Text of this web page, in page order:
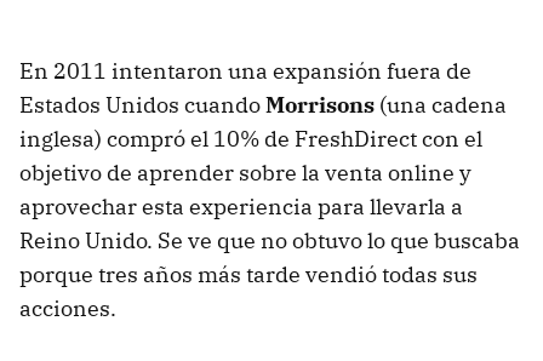
En 2011 intentaron una expansión fuera de
Estados Unidos cuandoMorrisons (una cadena
inglesa) compró el 10% de FreshDirect con el
objetivo de aprender sobre la venta online y
aprovechar esta experiencia para llevarla a
Reino Unido. Se ve que no obtuvo lo que buscaba
porque tres años más tarde vendió todas sus
acciones.